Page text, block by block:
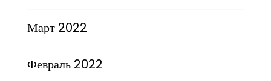
Март 2022
Февраль 2022